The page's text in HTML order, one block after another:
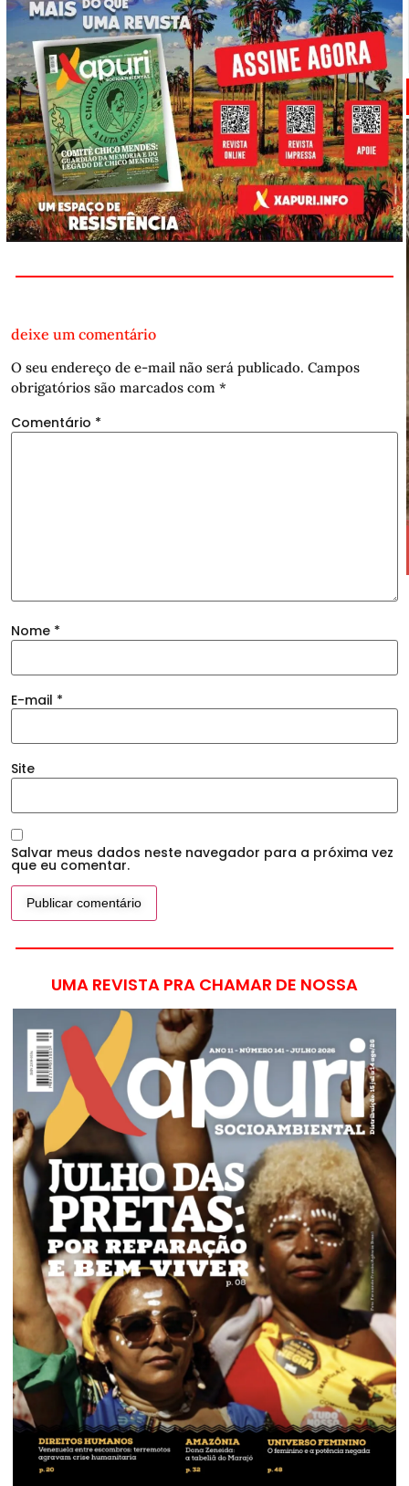
deixe um comentário
O seu endereço de e-mail não será publicado. Campos
obrigatórios são marcados com *
Comentário *
Nome *
E-mail *
Site
Salvar meus dados neste navegador para a próxima vez
que eu comentar.
UMA REVISTA PRA CHAMAR DE NOSSA